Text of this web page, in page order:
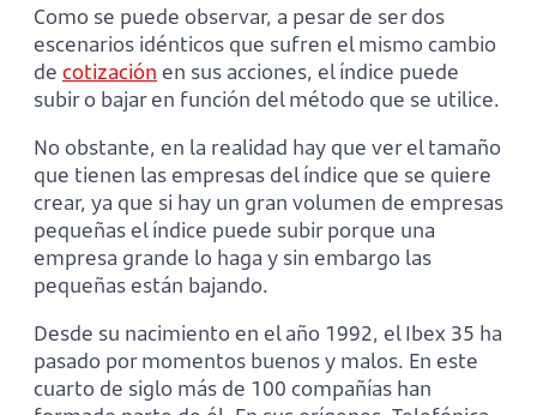
Como se puede observar, a pesar de ser dos
escenarios idénticos que sufren el mismo cambio
de cotización en sus acciones, el índice puede
subir o bajar en función del método que se utilice.
No obstante, en la realidad hay que ver el tamaño
que tienen las empresas del índice que se quiere
crear, ya que si hay un gran volumen de empresas
pequeñas el índice puede subir porque una
empresa grande lo haga y sin embargo las
pequeñas están bajando.
Desde su nacimiento en el año 1992, el Ibex 35 ha
pasado por momentos buenos y malos. En este
cuarto de siglo más de 100 compañías han